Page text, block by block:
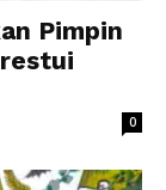
Pimpin
0